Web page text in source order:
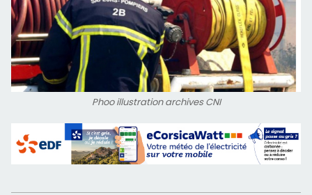
Phoo illustration archives CNI